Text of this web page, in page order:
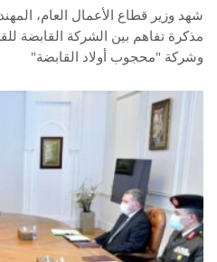
شهد وزير قطاع الأعمال العام،
مذكرة تفاهم بين الشركة القابضة
وشركة "محجوب أولاد القابضة"